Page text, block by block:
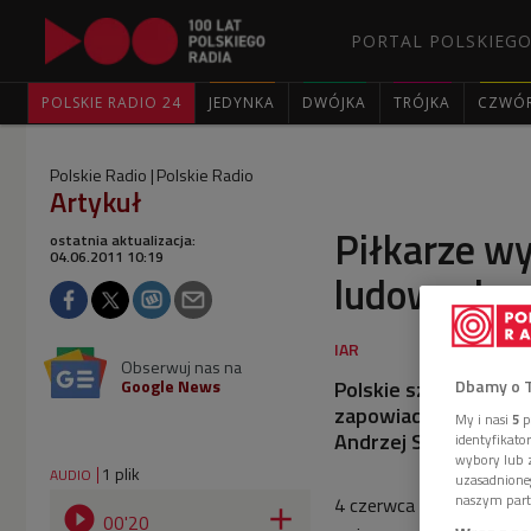
PORTAL
POLSKIE RADIO 24 JEDYNKA DWÓJKA TRÓJKA
Polskie Radio Polskie Radio
Artykuł
Piłkarze
ludowych
ostatnia aktualizacja:
04.06.2011 10:19
Obserwuj nas na
Google News
Polskie szkolnictwo
zapowiada w
Andrzej Strzelecki.
AUDIO 1 plik
 00'20 
4 czerwca 1811 roku
Dbamy o
My i nasi 5
wybory lub
naszym